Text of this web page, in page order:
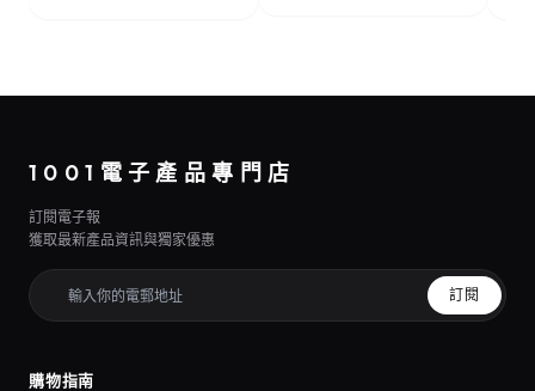
1001電子產品專門店
訂閱電子報
獲取最新產品資訊與獨家優惠
訂閱
購物指南